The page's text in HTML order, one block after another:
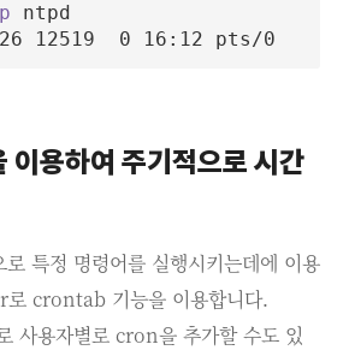
ntpd
12519  0 16:12 pts/0
용하여 주기적으로 시간
로 특정 명령어를 실행시키는데에 이용
crontab 기능을 이용합니다.
사용자별로 cron을 추가할 수도 있